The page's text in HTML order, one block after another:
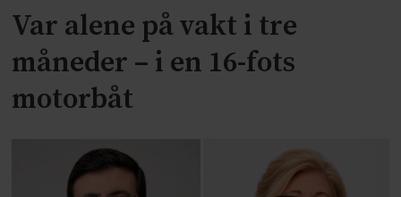
Var alene på vakt i tre
måneder – i en 16-fots
motorbåt